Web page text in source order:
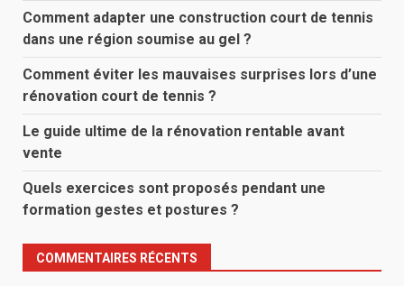
Comment adapter une construction court de tennis
dans une région soumise au gel ?
Comment éviter les mauvaises surprises lors d’une
rénovation court de tennis ?
Le guide ultime de la rénovation rentable avant
vente
Quels exercices sont proposés pendant une
formation gestes et postures ?
COMMENTAIRES RÉCENTS